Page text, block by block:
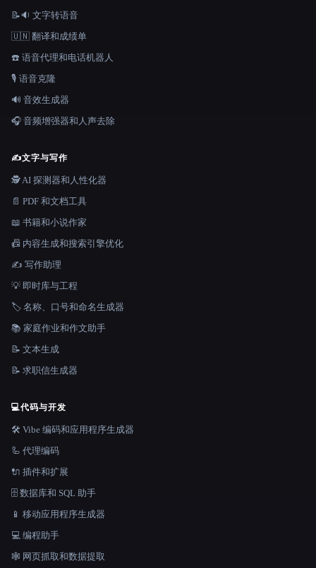
📝🔉 文字转语音
🇺🇳 翻译和成绩单
☎️ 语音代理和电话机器人
🎙️ 语音克隆
🔊 音效生成器
🎧 音频增强器和人声去除
✍️文字与写作
🕵️ AI 探测器和人性化器
📄 PDF 和文档工具
📖 书籍和小说作家
📠 内容生成和搜索引擎优化
✍️ 写作助理
💡 即时库与工程
🏷️ 名称、口号和命名生成器
📚 家庭作业和作文助手
📝 文本生成
📝 求职信生成器
💻代码与开发
🛠️ Vibe 编码和应用程序生成器
🦾 代理编码
🔌 插件和扩展
🗄️ 数据库和 SQL 助手
📱 移动应用程序生成器
💻 编程助手
🕸️ 网页抓取和数据提取